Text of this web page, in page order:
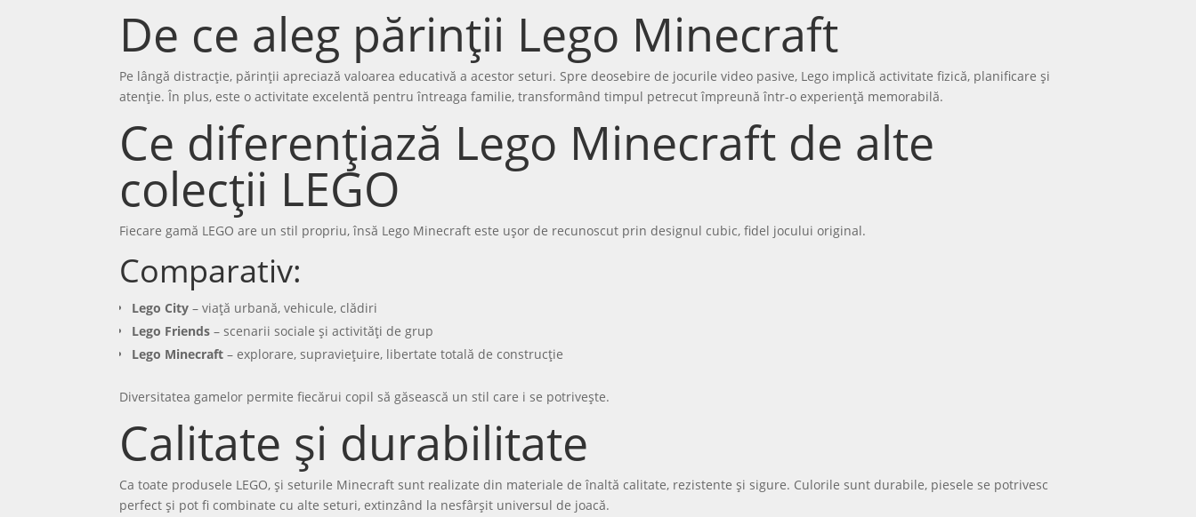
De ce aleg părinții Lego Minecraft
Pe lângă distracție, părinții apreciază valoarea educativă a acestor seturi. Spre deosebire de jocurile video pasive, Lego implică activitate fizică, planificare și
atenție. În plus, este o activitate excelentă pentru întreaga familie, transformând timpul petrecut împreună într-o experiență memorabilă.
Ce diferențiază Lego Minecraft de alte
colecții LEGO
Fiecare gamă LEGO are un stil propriu, însă Lego Minecraft este ușor de recunoscut prin designul cubic, fidel jocului original.
Comparativ:
Lego City – viață urbană, vehicule, clădiri
Lego Friends – scenarii sociale și activități de grup
Lego Minecraft – explorare, supraviețuire, libertate totală de construcție
Diversitatea gamelor permite fiecărui copil să găsească un stil care i se potrivește.
Calitate și durabilitate
Ca toate produsele LEGO, și seturile Minecraft sunt realizate din materiale de înaltă calitate, rezistente și sigure. Culorile sunt durabile, piesele se potrivesc
perfect și pot fi combinate cu alte seturi, extinzând la nesfârșit universul de joacă.